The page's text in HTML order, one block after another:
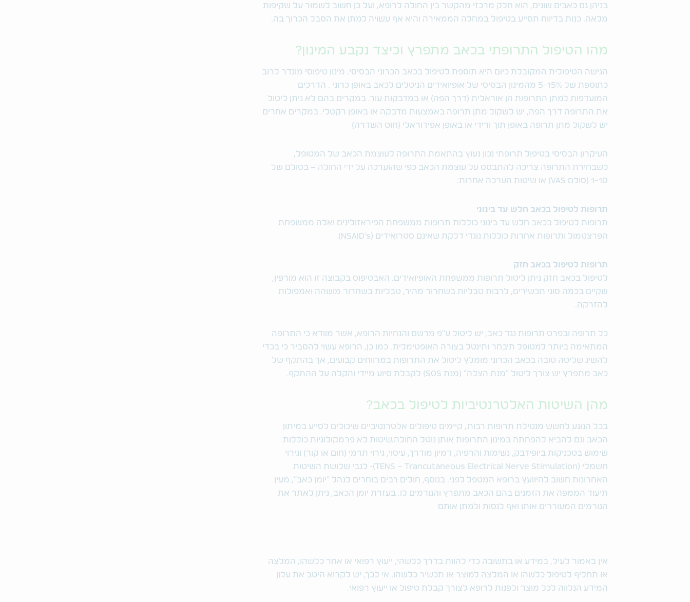
בניהן גם כאבים שונים, הוא חלק מרכזי מהקשר בין החולה לרופא, ועל כן חשוב לשמור על שקיפות
מלאה. כנות בדיווח תסייע בטיפול במחלה הממאירה והיא אף עשויה למתן את הסבל הכרוך בה.
מהו הטיפול התרופתי בכאב מתפרץ וכיצד נקבע המינון?
הגישה הטיפולית המקובלת כיום היא תוספת לטיפול בכאב הכרוני הבסיסי. מינון טיפוסי מוגדר לרוב
כתוספת של 5-15% מהמינון הבסיסי של אופיואידים הניטלים לכאב באופן כרוני . הדרכים
המועדפות למתן התרופות הן אוראלית (דרך הפה) או במדבקות עור. במקרים בהם לא ניתן ליטול
את התרופה דרך הפה, יש לשקול מתן תרופה באמצעות מדבקה או באופן רקטלי. במקרים אחרים
יש לשקול מתן תרופה באופן תוך ורידי או באופן אפידוראלי (חוט השדרה)
העיקרון הבסיסי בטיפול תרופתי נכון נעוץ בהתאמת התרופה לעוצמת הכאב של המטופל,
כשבחירת התרופה צריכה להתבסס על עוצמת הכאב כפי שהוערכה על ידי החולה – בסולם של
1-10 (סולם VAS) או שיטות הערכה אחרות:
תרופות לטיפול בכאב חלש עד בינוני
תרופות לטיפול בכאב חלש עד בינוני כוללות תרופות ממשפחת הפיראזולינים ואלה ממשפחת
הפרצטמול ותרופות אחרות כוללות נוגדי דלקת שאינם סטרואידים (NSAID's).
תרופות לטיפול בכאב חזק
לטיפול בכאב חזק ניתן ליטול תרופות ממשפחת האופיואידים. האבטיפוס בקבוצה זו הוא מורפין,
שקיים בכמה סוגי תכשירים, לרבות טבליות בשחרור מהיר, טבליות בשחרור מושהה ואמפולות
להזרקה.
כל תרופה ובפרט תרופות נגד כאב, יש ליטול ע"פ מרשם והנחיות הרופא, אשר מוודא כי התרופה
המתאימה ביותר למטופל תיבחר ותינטל בצורה האופטימלית. כמו כן, הרופא עשוי להסביר כי בכדי
להשיג שליטה טובה בכאב הכרוני מומלץ ליטול את התרופות במרווחים קבועים, אך בהתקף של
כאב מתפרץ יש צורך ליטול "מנת הצלה" (מנת SOS) לקבלת סיוע מיידי והקלה על ההתקף.
מהן השיטות האלטרנטיביות לטיפול בכאב?
בכל הנוגע לחשש מנטילת תרופות רבות, קיימים טיפולים אלטרנטיביים שיכולים לסייע במיתון
הכאב וגם להביא להפחתה במינון התרופות אותן נוטל החולה.שיטות לא פרמקולוגיות כוללות
שימוש בטכניקות ביופידבק, נשימות והרפיה, דמיון מודרך, עיסוי, גירוי תרמי (חום או קור) וגירוי
חשמלי (TENS – Trancutaneous Electrical Nerve Stimulation)- לגבי שלושת השיטות
האחרונות חשוב להיוועץ ברופא המטפל לפני. בנוסף, חולים רבים בוחרים לנהל "יומן כאב", מעין
תיעוד הממפה את הזמנים בהם הכאב מתפרץ והגורמים לו. בעזרת יומן הכאב, ניתן לאתר את
הגורמים המעוררים אותו ואף לנסות ולמתן אותם
אין באמור לעיל, במידע או בתשובה כדי להוות בדרך כלשהי, ייעוץ רפואי או אחר כלשהו, המלצה
או תחליף לטיפול כלשהו או המלצה למוצר או תכשיר כלשהו. אי לכך, יש לקרוא היטב את עלון
המידע הנלווה לכל מוצר ולפנות לרופא לצורך קבלת טיפול או ייעוץ רפואי.